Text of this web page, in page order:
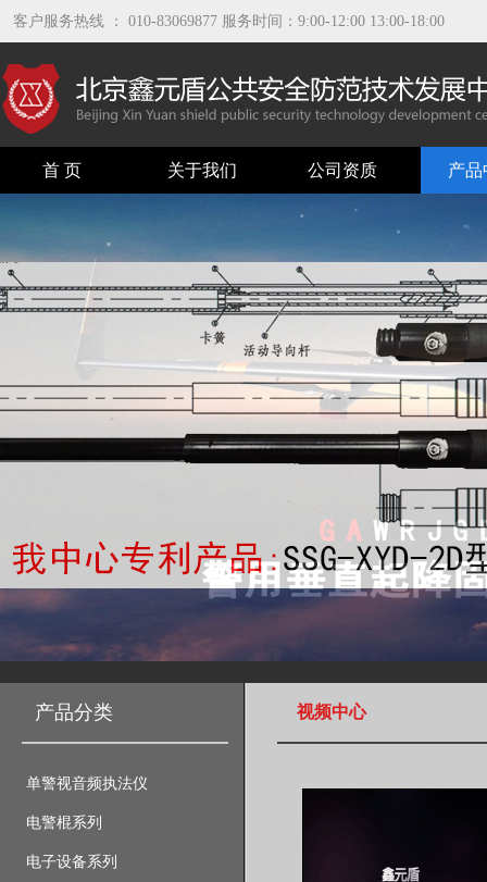
客户服务热线 ： 010-83069877 服务时间：9:00-12:00 13:00-18:00
首 页 关于我们 公司资质 产品
产品分类
单警视音频执法仪
电警棍系列
电子设备系列
视频中心